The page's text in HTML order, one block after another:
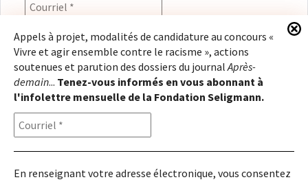
En renseignant votre adresse électronique, vous
consentez à recevoir l'infolettre de la Fondation
Seligmann, conformément à notrepolitique de
confidentialité. Il vous sera possible de vous
désabonner à tout moment.
Appels à projet, modalités de candidature au concours «
Vivre et agir ensemble contre le racisme », actions
soutenues et parution des dossiers du journalAprès-
demain... Tenez-vous informés en vous abonnant à
l'infolettre mensuelle de la Fondation Seligmann.
En renseignant votre adresse électronique, vous consentez